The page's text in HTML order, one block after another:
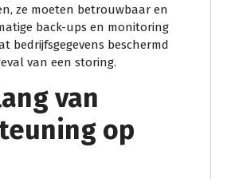
ze moeten betrouwbaar en
back-ups en monitoring
bedrijfsgegevens beschermd
van een storing.
van
op